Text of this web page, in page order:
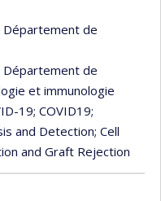
Département de
Département de
et immunologie
19; COVID19;
and Detection; Cell
and Graft Rejection